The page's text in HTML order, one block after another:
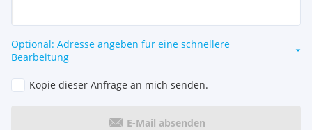
Optional: Adresse angeben für eine schnellere
Bearbeitung
Kopie dieser Anfrage an mich senden.
E-Mail absenden